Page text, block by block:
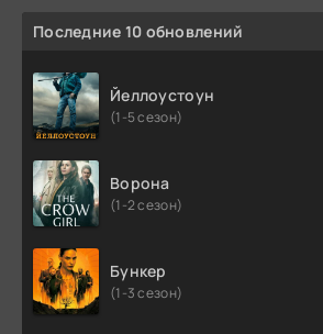
Последние 10 обновлений
Йеллоустоун
(1-5 сезон)
Ворона
(1-2 сезон)
Бункер
(1-3 сезон)